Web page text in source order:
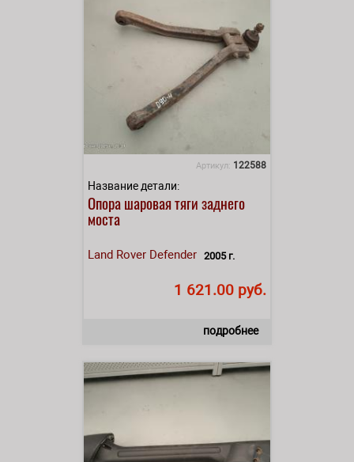
Артикул: 122588
Название детали:
Опора шаровая тяги заднего
моста
Land Rover Defender 2005 г.
1 621.00 руб.
подробнее